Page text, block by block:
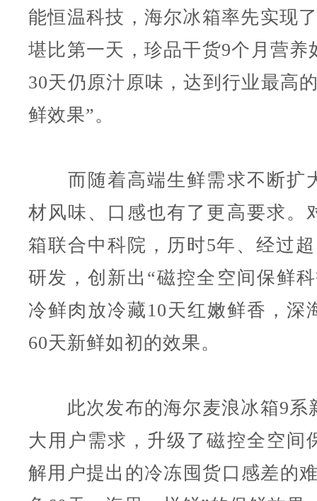
能恒温科技，海尔冰箱率先实现
堪比第一天，珍品干货9个月营养
30天仍原汁原味，达到行业最高
鲜效果”。
而随着高端生鲜需求不断扩
材风味、口感也有了更高要求。
箱联合中科院，历时5年、经过
研发，创新出“磁控全空间保鲜
冷鲜肉放冷藏10天红嫩鲜香，深
60天新鲜如初的效果。
此次发布的海尔麦浪冰箱9系
大用户需求，升级了磁控全空间
解用户提出的冷冻囤货口感差的